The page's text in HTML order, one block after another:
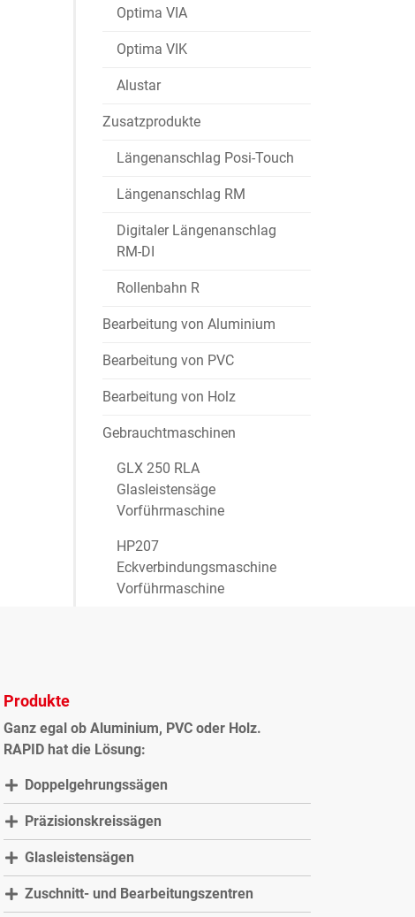
Optima VIA
Optima VIK
Alustar
Zusatzprodukte
Längenanschlag Posi-Touch
Längenanschlag RM
Digitaler Längenanschlag
RM-DI
Rollenbahn R
Bearbeitung von Aluminium
Bearbeitung von PVC
Bearbeitung von Holz
Gebrauchtmaschinen
GLX 250 RLA
Glasleistensäge
Vorführmaschine
HP207
Eckverbindungsmaschine
Vorführmaschine
Produkte
Ganz egal ob Aluminium, PVC oder Holz.
RAPID hat die Lösung:
Doppelgehrungssägen
Präzisionskreissägen
Glasleistensägen
Zuschnitt- und Bearbeitungszentren